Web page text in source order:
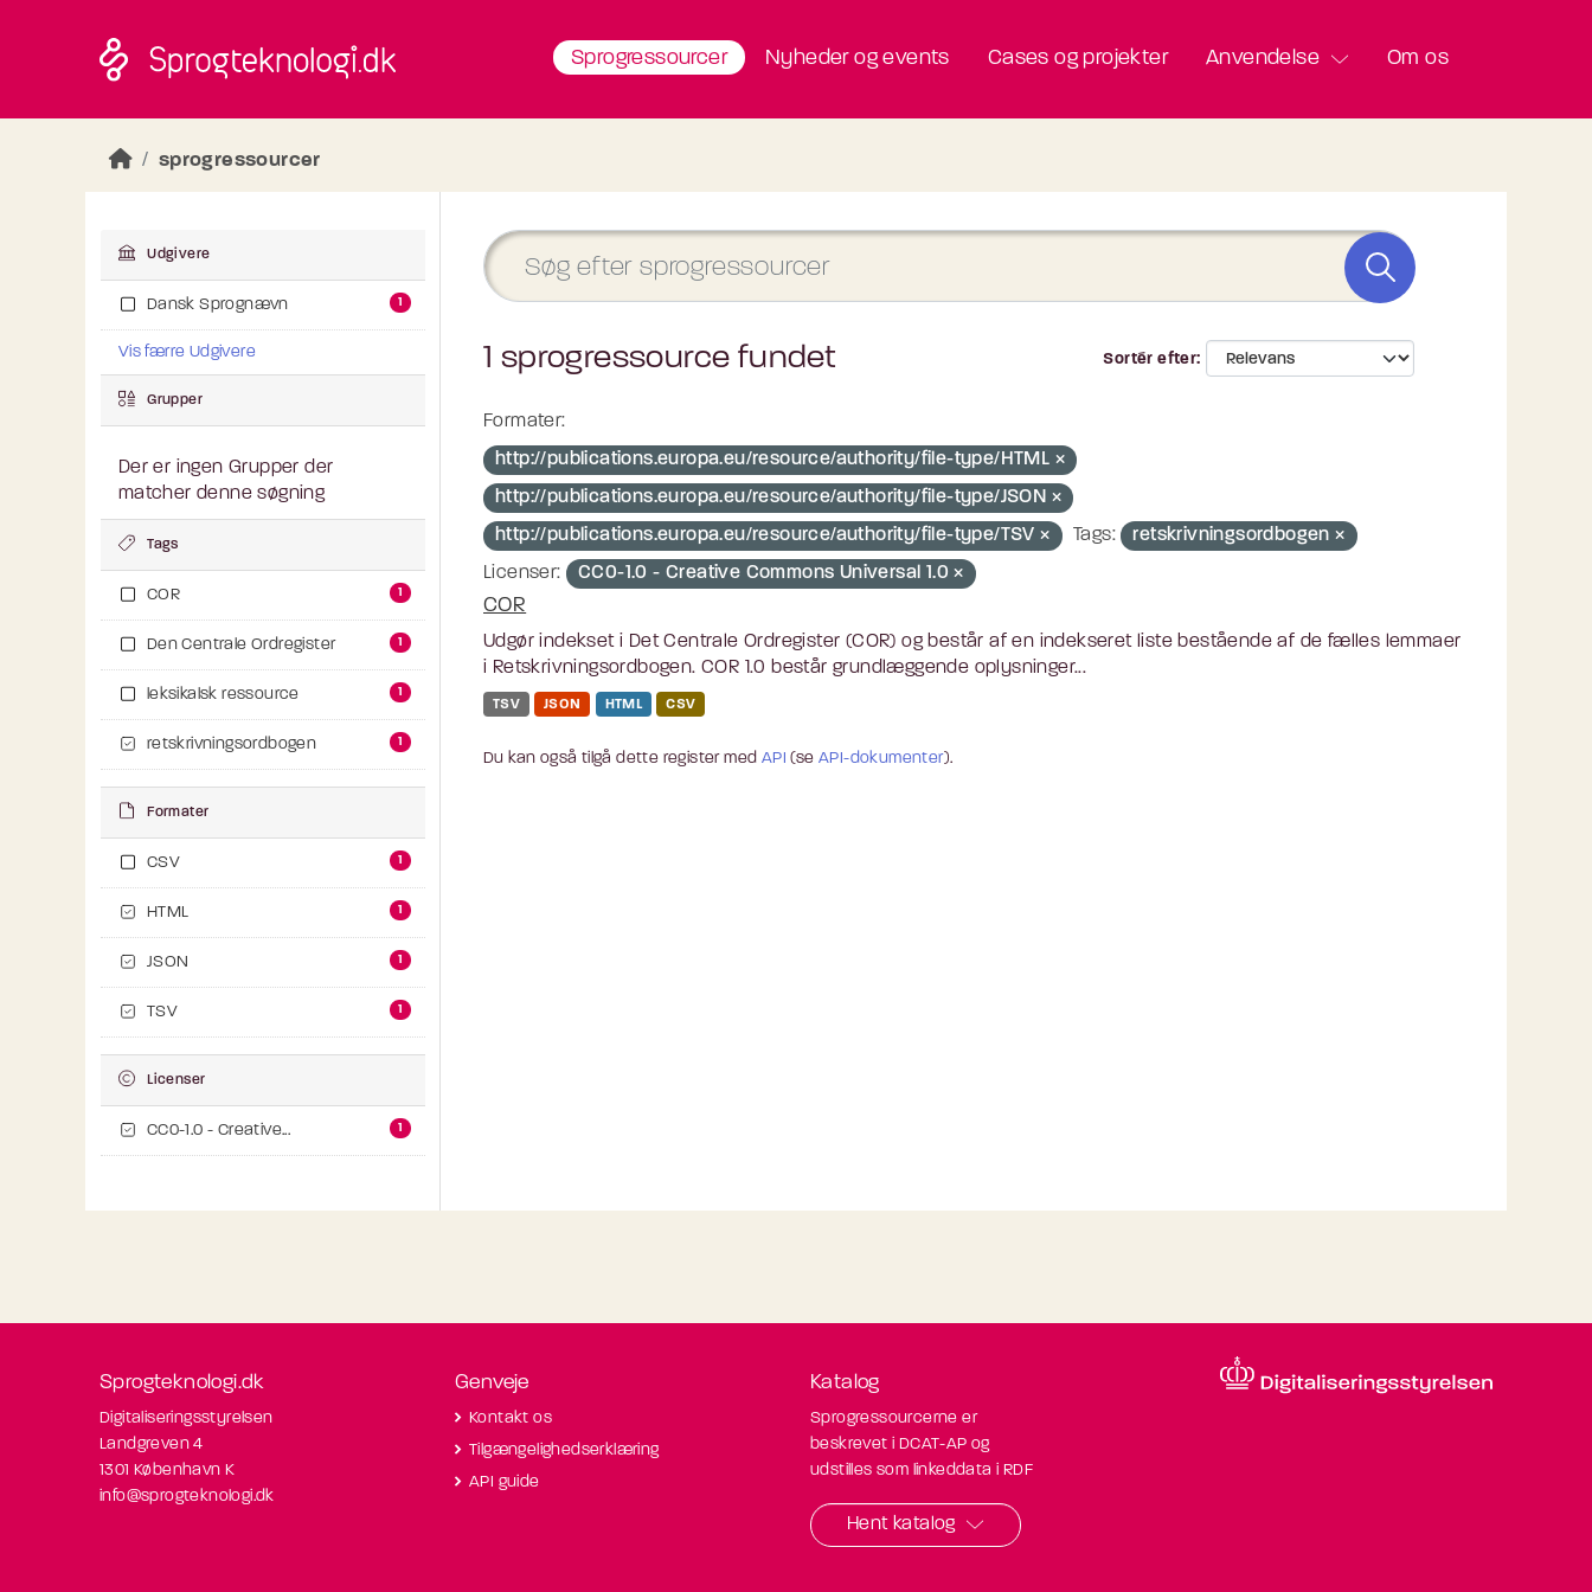
Sprogressourcer Nyheder og events Cases og projekter Anvendelse Om os
sprogressourcer
Udgivere
Dansk Sprognævn 1
Vis færre Udgivere
Grupper
Der er ingen Grupper der
matcher denne søgning
Tags
COR 1
Den Centrale Ordregister 1
leksikalsk ressource 1
retskrivningsordbogen 1
Formater
CSV 1
HTML 1
JSON 1
TSV 1
Licenser
CC0-1.0 - Creative... 1
Sortér efter
1 sprogressource fundet
Formater:
http://publications.europa.eu/resource/authority/file-type/HTML
http://publications.europa.eu/resource/authority/file-type/JSON
http://publications.europa.eu/resource/authority/file-type/TSV
Tags:
retskrivningsordbogen
Licenser:
CC0-1.0 - Creative Commons Universal 1.0
COR
Udgør indekset i Det Centrale Ordregister (COR) og består af en indekseret liste bestående af de fælles lemmaer
i Retskrivningsordbogen. COR 1.0 består grundlæggende oplysninger...
TSV JSON HTML CSV
Du kan også tilgå dette register med API (seAPI-dokumenter).
Sprogteknologi.dk
Digitaliseringsstyrelsen
Landgreven 4
1301 København K
info@sprogteknologi.dk
Genveje
Kontakt os
Tilgængelighedserklæring
API guide
Katalog
Sprogressourcerne er
beskrevet i DCAT-AP og
udstilles som linkeddata i RDF
Hent katalog